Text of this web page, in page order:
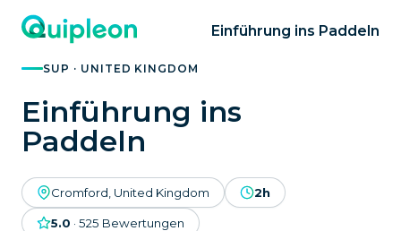
Einführung ins Paddeln
SUP · UNITED KINGDOM
Einführung ins
Paddeln
Cromford, United Kingdom 2h
5.0 · 525 Bewertungen